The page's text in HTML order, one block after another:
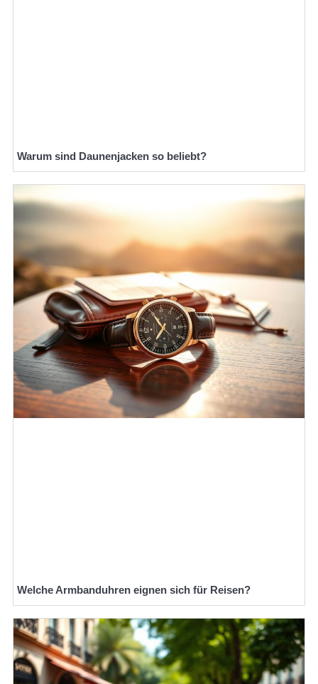
Warum sind Daunenjacken so beliebt?
Welche Armbanduhren eignen sich für Reisen?